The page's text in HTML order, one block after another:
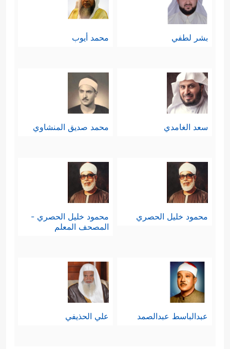
بشر لطفي محمد أيوب
سعد الغامدي محمد صديق المنشاوي
محمود خليل الحصري
محمود خليل الحصري -
المصحف المعلم
عبدالباسط عبدالصمد علي الحذيفي